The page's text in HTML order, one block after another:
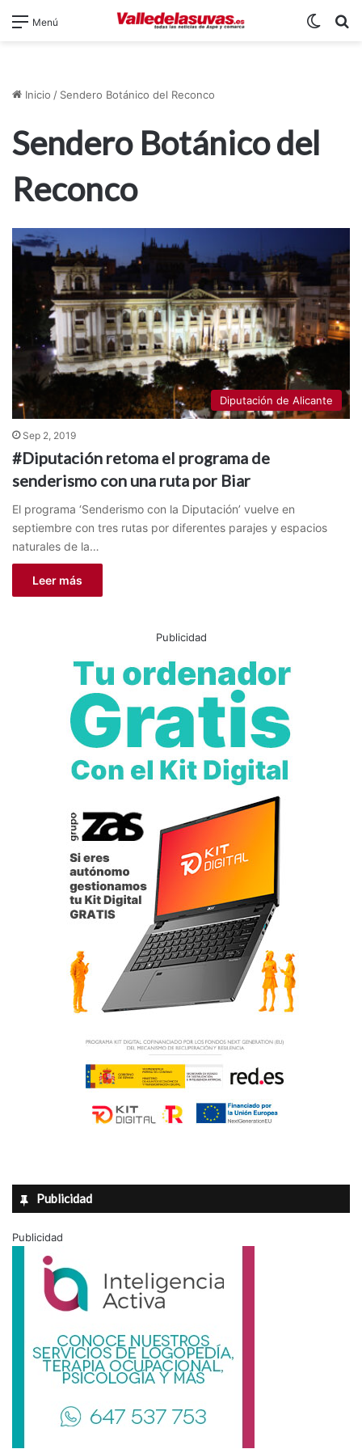
Menú
Inicio / Sendero Botánico del Reconco
Sendero Botánico del
Reconco
Diputación de Alicante
Sep 2, 2019
#Diputación retoma el programa de
senderismo con una ruta por Biar
El programa ‘Senderismo con la Diputación’ vuelve en
septiembre con tres rutas por diferentes parajes y espacios
naturales de la…
Leer más
Publicidad
Publicidad
Publicidad